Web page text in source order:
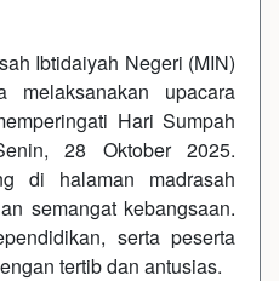
Ibtidaiyah Negeri (MIN)
upacara
Hari Sumpah
28 Oktober 2025.
di halaman madrasah
semangat kebangsaan.
serta peserta
tertib dan antusias.